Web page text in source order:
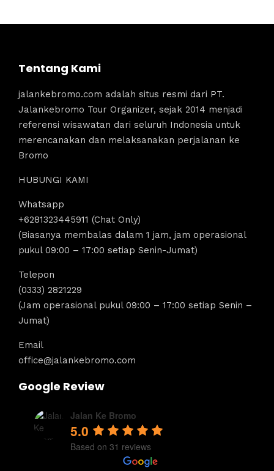
Tentang Kami
jalankebromo.com adalah situs resmi dari PT.
Jalankebromo Tour Organizer, sejak 2014 menjadi
referensi wisawatan dari seluruh Indonesia untuk
merencanakan dan melaksanakan perjalanan ke
Bromo
HUBUNGI KAMI
Whatsapp
+6281323445911 (Chat Only)
(Biasanya membalas dalam 1 jam, jam operasional
pukul 09:00 – 17:00 setiap Senin-Jumat)
Telepon
(0333) 2821229
(Jam operasional pukul 09:00 – 17:00 setiap Senin –
Jumat)
Email
office@jalankebromo.com
Google Review
Jalan Ke Bromo
5.0
Based on 31 reviews